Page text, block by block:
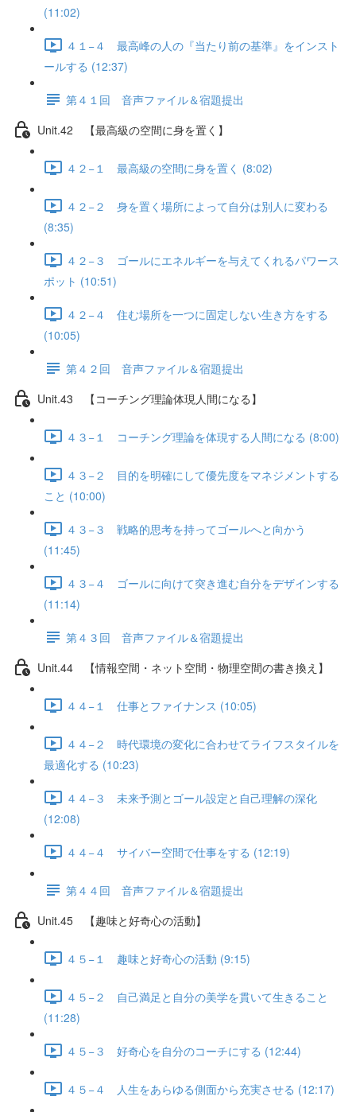
(11:02)
４１−４ 最高峰の人の『当たり前の基準』をインスト
ールする (12:37)
第４１回 音声ファイル＆宿題提出
Unit.42 【最高級の空間に身を置く】
４２−１ 最高級の空間に身を置く (8:02)
４２−２ 身を置く場所によって自分は別人に変わる
(8:35)
４２−３ ゴールにエネルギーを与えてくれるパワース
ポット (10:51)
４２−４ 住む場所を一つに固定しない生き方をする
(10:05)
第４２回 音声ファイル＆宿題提出
Unit.43 【コーチング理論体現人間になる】
４３−１ コーチング理論を体現する人間になる (8:00)
４３−２ 目的を明確にして優先度をマネジメントする
こと (10:00)
４３−３ 戦略的思考を持ってゴールへと向かう
(11:45)
４３−４ ゴールに向けて突き進む自分をデザインする
(11:14)
第４３回 音声ファイル＆宿題提出
Unit.44 【情報空間・ネット空間・物理空間の書き換え】
４４−１ 仕事とファイナンス (10:05)
４４−２ 時代環境の変化に合わせてライフスタイルを
最適化する (10:23)
４４−３ 未来予測とゴール設定と自己理解の深化
(12:08)
４４−４ サイバー空間で仕事をする (12:19)
第４４回 音声ファイル＆宿題提出
Unit.45 【趣味と好奇心の活動】
４５−１ 趣味と好奇心の活動 (9:15)
４５−２ 自己満足と自分の美学を貫いて生きること
(11:28)
４５−３ 好奇心を自分のコーチにする (12:44)
４５−４ 人生をあらゆる側面から充実させる (12:17)